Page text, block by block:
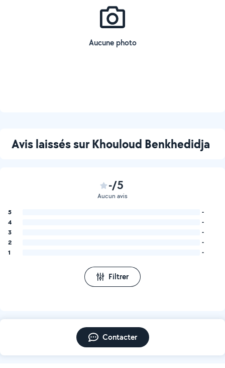
Aucune photo
Avis laissés sur Khouloud Benkhedidja
-/5
Aucun avis
5
-
4
-
3
-
2
-
1
-
Filtrer
Contacter